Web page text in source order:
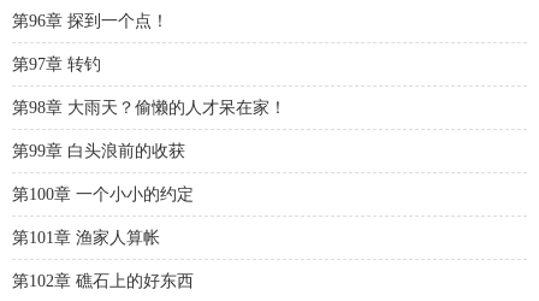
第96章 探到一个点！
第97章 转钓
第98章 大雨天？偷懒的人才呆在家！
第99章 白头浪前的收获
第100章 一个小小的约定
第101章 渔家人算帐
第102章 礁石上的好东西